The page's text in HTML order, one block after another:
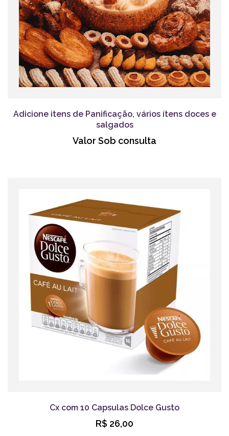
Adicione itens de Panificação, vários ítens doces e
salgados
Valor Sob consulta
Cx com 10 Capsulas Dolce Gusto
R$ 26,00